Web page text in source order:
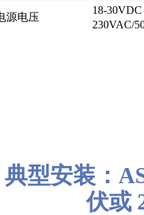
源电压
18-
230VAC/
典型安装：
伏或